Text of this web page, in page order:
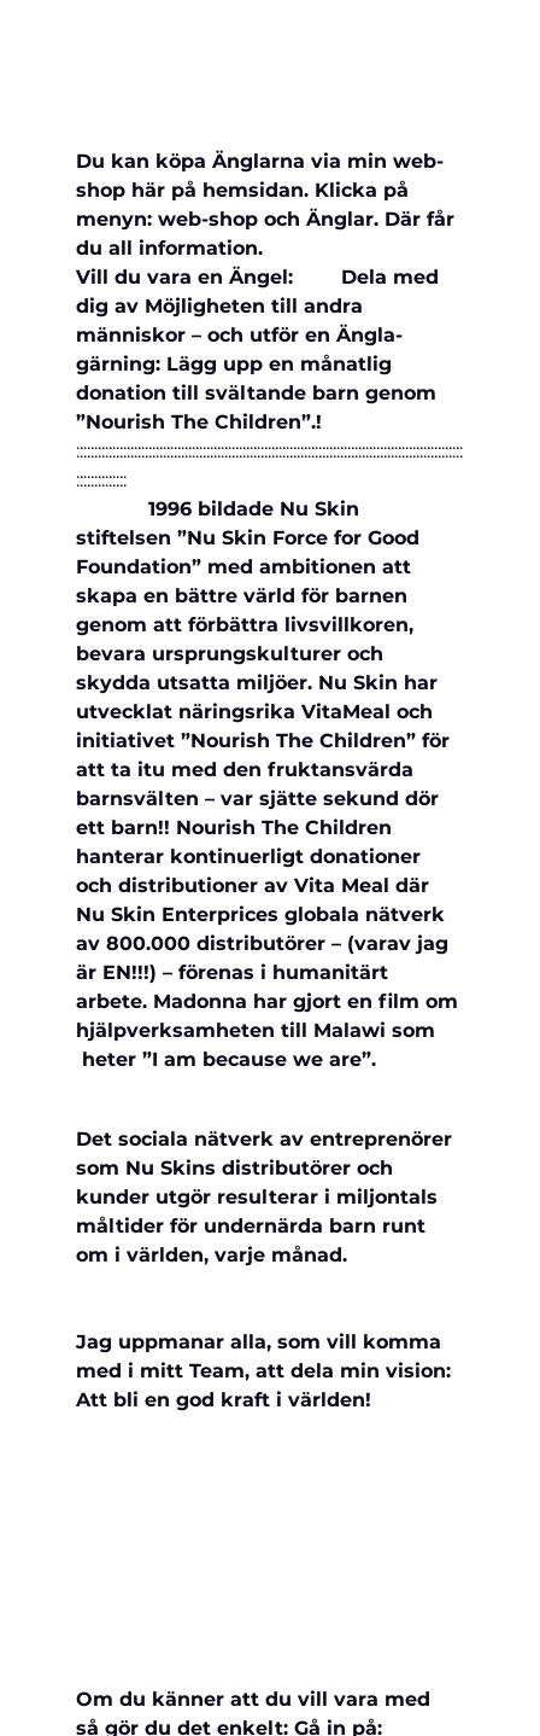
Du kan köpa Änglarna via min web-
shop här på hemsidan. Klicka på
menyn: web-shop och Änglar. Där får
du all information.
Vill du vara en Ängel:        Dela med
dig av Möjligheten till andra
människor – och utför en Ängla-
gärning: Lägg upp en månatlig
donation till svältande barn genom
”Nourish The Children”.!
:::::::::::::::::::::::::::::::::::::::::::::::::::::::::::::::::::::::::::::::::::::::::::::::::::::::::::
::::::::::::::
1996 bildade Nu Skin
stiftelsen ”Nu Skin Force for Good
Foundation” med ambitionen att
skapa en bättre värld för barnen
genom att förbättra livsvillkoren,
bevara ursprungskulturer och
skydda utsatta miljöer. Nu Skin har
utvecklat näringsrika VitaMeal och
initiativet ”Nourish The Children” för
att ta itu med den fruktansvärda
barnsvälten – var sjätte sekund dör
ett barn!! Nourish The Children
hanterar kontinuerligt donationer
och distributioner av Vita Meal där
Nu Skin Enterprices globala nätverk
av 800.000 distributörer – (varav jag
är EN!!!) – förenas i humanitärt
arbete. Madonna har gjort en film om
hjälpverksamheten till Malawi som
heter ”I am because we are”.
Det sociala nätverk av entreprenörer
som Nu Skins distributörer och
kunder utgör resulterar i miljontals
måltider för undernärda barn runt
om i världen, varje månad.
Jag uppmanar alla, som vill komma
med i mitt Team, att dela min vision:
Att bli en god kraft i världen!
Om du känner att du vill vara med
så gör du det enkelt: Gå in på: